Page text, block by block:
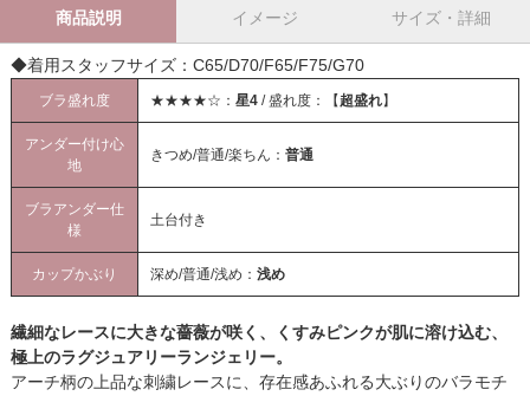
商品説明 イメージ サイズ・詳細
◆着用スタッフサイズ：C65/D70/F65/F75/G70
ブラ盛れ度 ★★★★☆： 星4/ 盛れ度：【超盛れ】
アンダー付け心
地
きつめ/普通/楽ちん： 普通
ブラアンダー仕
様
土台付き
カップかぶり 深め/普通/浅め： 浅め
繊細なレースに大きな薔薇が咲く、くすみピンクが肌に溶け込む、
極上のラグジュアリーランジェリー。
アーチ柄の上品な刺繍レースに、存在感あふれる大ぶりのバラモチ